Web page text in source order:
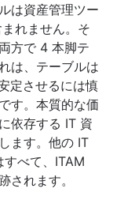
は資産管理ツー
れません。そ
方で 4 本脚テ
は、テーブルは
定させるには慎
す。本質的な価
依存する IT 資
ます。他の IT
べて、ITAM
されます。